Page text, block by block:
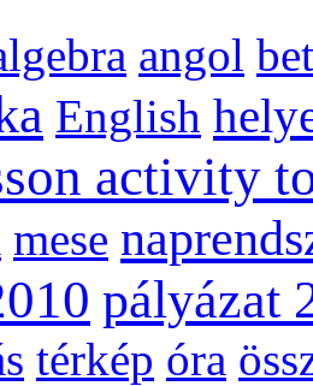
angol
English
activity
mese
pályázat
térkép óra